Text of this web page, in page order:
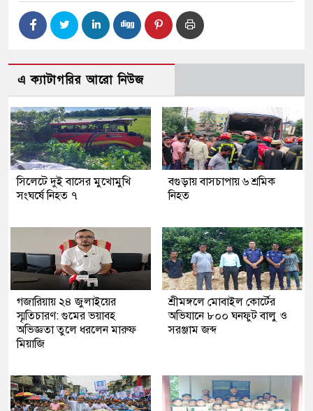
এ ক্যাটাগরির আরো নিউজ
সিলেটে দুই বাসের মুখোমুখি
সংঘর্ষে নিহত ৭
বগুড়ায় বাসচাপায় ৬ শ্রমিক
নিহত
গজারিয়ায় ২৪ জুলাইয়ের
স্মৃতিচারণ: গুমের ভয়াবহ
অভিজ্ঞতা তুলে ধরলেন মারুফ
মিয়াজি
শ্রীমঙ্গলে মোবাইল কোর্টের
অভিযানে ৮০০ ঘনফুট বালু ও
সরঞ্জাম জব্দ